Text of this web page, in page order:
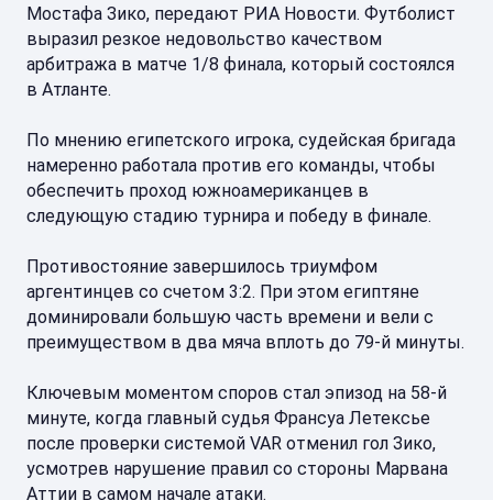
Мостафа Зико, передают РИА Новости. Футболист
выразил резкое недовольство качеством
арбитража в матче 1/8 финала, который состоялся
в Атланте.
По мнению египетского игрока, судейская бригада
намеренно работала против его команды, чтобы
обеспечить проход южноамериканцев в
следующую стадию турнира и победу в финале.
Противостояние завершилось триумфом
аргентинцев со счетом 3:2. При этом египтяне
доминировали большую часть времени и вели с
преимуществом в два мяча вплоть до 79-й минуты.
Ключевым моментом споров стал эпизод на 58-й
минуте, когда главный судья Франсуа Летексье
после проверки системой VAR отменил гол Зико,
усмотрев нарушение правил со стороны Марвана
Аттии в самом начале атаки.